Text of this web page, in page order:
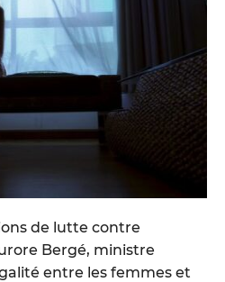
de lutte contre
Bergé, ministre
entre les femmes et